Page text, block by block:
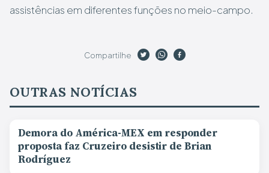
assistências em diferentes funções no meio-campo.
Compartilhe
OUTRAS NOTÍCIAS
Demora do América-MEX em responder
proposta faz Cruzeiro desistir de Brian
Rodríguez